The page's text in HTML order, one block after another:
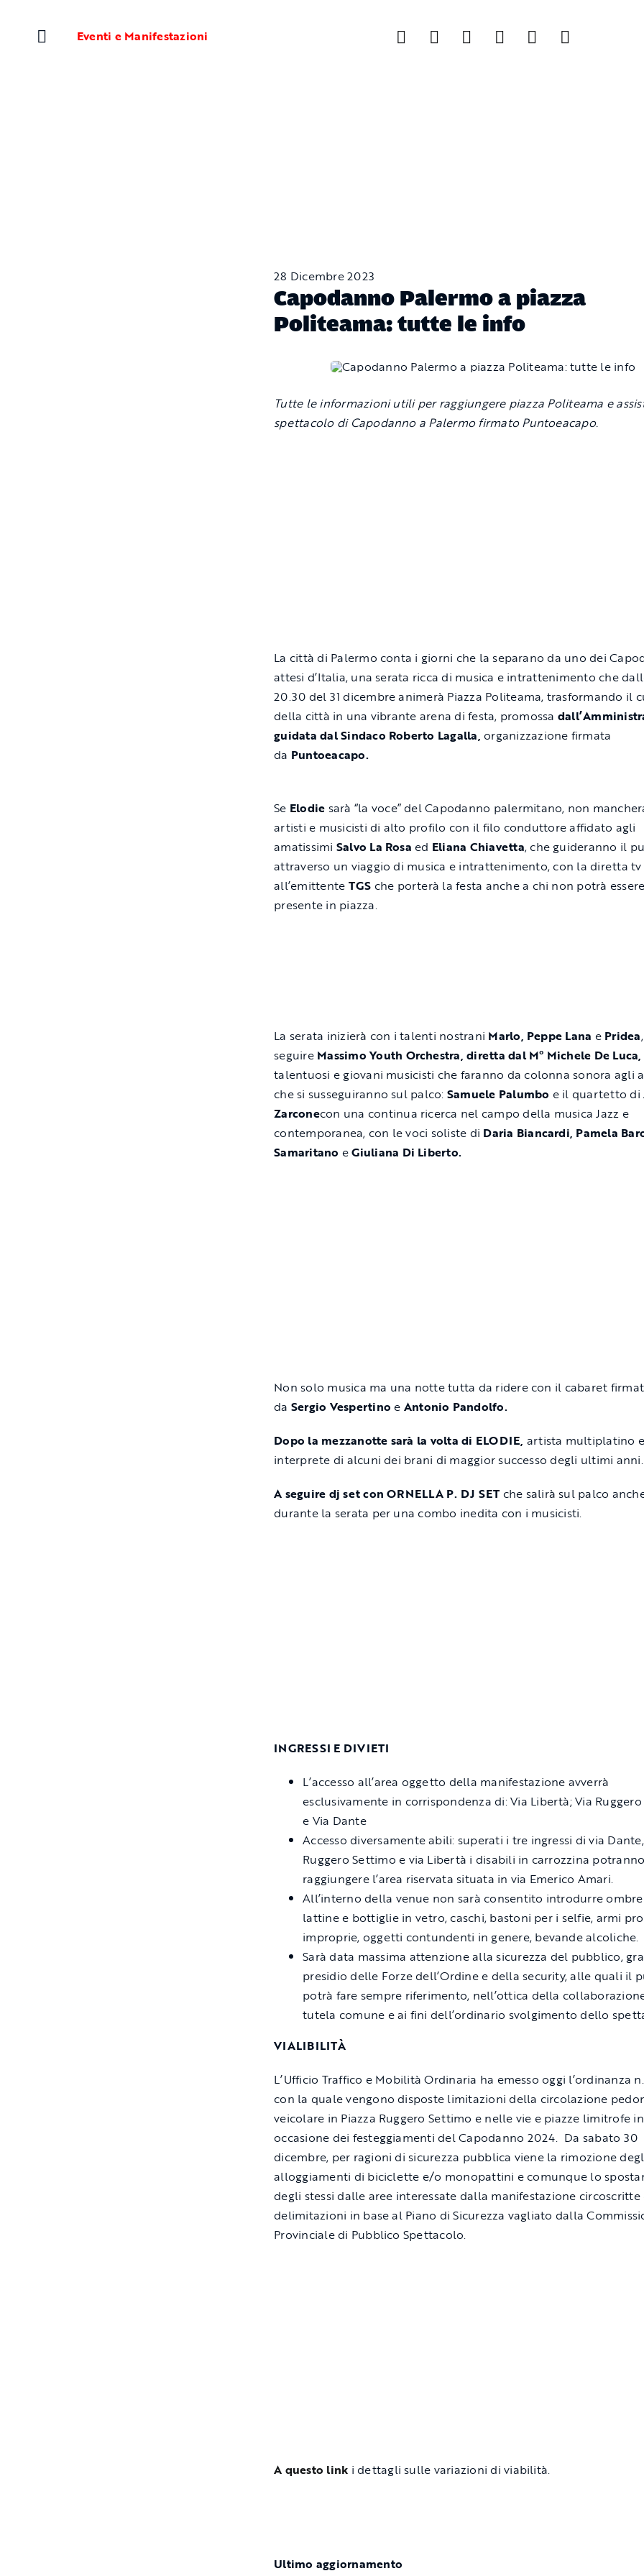
contenuto
Eventi e Manifestazioni
28 Dicembre 2023
Capodanno Palermo a piazza
Politeama: tutte le info
Tutte le informazioni utili per raggiungere piazza Politeama e
spettacolo di Capodanno a Palermo firmato Puntoeacapo.
La città di Palermo conta i giorni che la separano da uno dei
attesi d’Italia, una serata ricca di musica e intrattenimento che
20.30 del 31 dicembre animerà Piazza Politeama, trasformando il
della città in una vibrante arena di festa, promossa
guidata dal Sindaco Roberto Lagalla, organizzazione firmata
da Puntoeacapo.
Se Elodie sarà “la voce” del Capodanno palermitano, non
artisti e musicisti di alto profilo con il filo conduttore affidato agli
amatissimi Salvo La Rosa ed Eliana Chiavetta, che guideranno il
attraverso un viaggio di musica e intrattenimento, con la diretta
all’emittente TGS che porterà la festa anche a chi non potrà essere
presente in piazza.
La serata inizierà con i talenti nostrani Marlo, Peppe Lana e Pridea
seguire Massimo Youth Orchestra, diretta dal M° Michele De Luca,
talentuosi e giovani musicisti che faranno da colonna sonora agli
che si susseguiranno sul palco: Samuele Palumbo e il quartetto di
Zarconecon una continua ricerca nel campo della musica Jazz e
contemporanea, con le voci soliste di Daria Biancardi, Pamela
Samaritano eGiuliana Di Liberto.
Non solo musica ma una notte tutta da ridere con il cabaret
da Sergio Vespertino e Antonio Pandolfo.
Dopo la mezzanotte sarà la volta di ELODIE, artista multiplatino e
interprete di alcuni dei brani di maggior successo degli ultimi anni.
A seguire dj set con ORNELLA P. DJ SET che salirà sul palco
durante la serata per una combo inedita con i musicisti.
INGRESSI E DIVIETI
L’accesso all’area oggetto della manifestazione avverrà
esclusivamente in corrispondenza di: Via Libertà; Via
e Via Dante
Accesso diversamente abili: superati i tre ingressi di via
Ruggero Settimo e via Libertà i disabili in carrozzina potranno
raggiungere l’area riservata situata in via Emerico Amari.
All’interno della venue non sarà consentito introdurre
lattine e bottiglie in vetro, caschi, bastoni per i selfie, armi
improprie, oggetti contundenti in genere, bevande alcoliche.
Sarà data massima attenzione alla sicurezza del pubblico,
presidio delle Forze dell’Ordine e della security, alle quali il
potrà fare sempre riferimento, nell’ottica della
tutela comune e ai fini dell’ordinario svolgimento dello
VIALIBILITÀ
L’Ufficio Traffico e Mobilità Ordinaria ha emesso oggi l’ordinanza
con la quale vengono disposte limitazioni della circolazione
veicolare in Piazza Ruggero Settimo e nelle vie e piazze limitrofe in
occasione dei festeggiamenti del Capodanno 2024. Da sabato 30
dicembre, per ragioni di sicurezza pubblica viene la rimozione
alloggiamenti di biciclette e/o monopattini e comunque lo
degli stessi dalle aree interessate dalla manifestazione circoscritte
delimitazioni in base al Piano di Sicurezza vagliato dalla
Provinciale di Pubblico Spettacolo.
A questo link i dettagli sulle variazioni di viabilità.
Ultimo aggiornamento